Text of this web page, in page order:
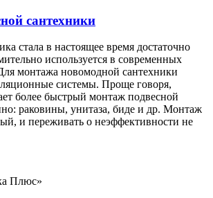
сантехники
стала в настоящее время достаточно
используется в современных
монтажа новомодной сантехники
системы. Проще говоря,
более быстрый монтаж подвесной
раковины, унитаза, биде и др. Монтаж
и переживать о неэффективности не
Плюс»